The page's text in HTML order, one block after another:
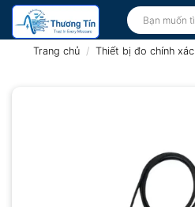
Bỏ
qua
Tìm
kiếm:
Trang chủ / Thiết bị đo chính xác